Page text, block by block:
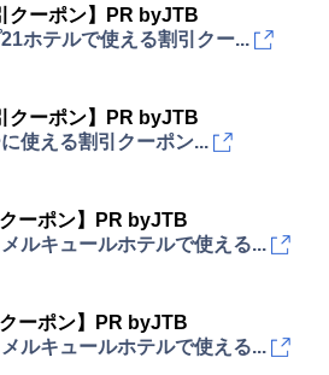
クーポン】PR byJTB
ホテルで使える割引クー...
クーポン】PR byJTB
使える割引クーポン...
ーポン】PR byJTB
ルキュールホテルで使える...
ーポン】PR byJTB
ルキュールホテルで使える...